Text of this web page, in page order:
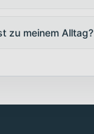
zu meinem Alltag?